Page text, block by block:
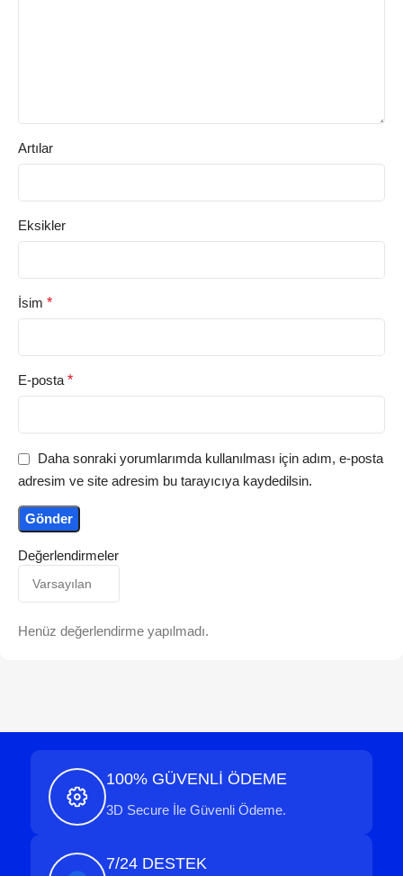
Değerlendirmeler
Henüz değerlendirme yapılmadı.
Artılar
Eksikler
İsim *
E-posta *
Daha sonraki yorumlarımda kullanılması için adım, e-posta
adresim ve site adresim bu tarayıcıya kaydedilsin.
100% GÜVENLİ ÖDEME
3D Secure İle Güvenli Ödeme.
7/24 DESTEK